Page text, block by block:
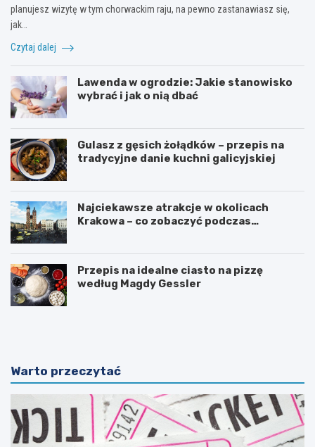
planujesz wizytę w tym chorwackim raju, na pewno zastanawiasz się,
jak…
Czytaj dalej
Lawenda w ogrodzie: Jakie stanowisko
wybrać i jak o nią dbać
Gulasz z gęsich żołądków – przepis na
tradycyjne danie kuchni galicyjskiej
Najciekawsze atrakcje w okolicach
Krakowa – co zobaczyć podczas
Przepis na idealne ciasto na pizzę
według Magdy Gessler
M
n
a
t
u
r
y
J
ł
u
s
z
k
a
Warto przeczytać